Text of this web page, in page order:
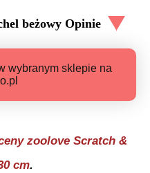
beżowy Opinie
wybranym sklepie na
zoolove Scratch &
cm.